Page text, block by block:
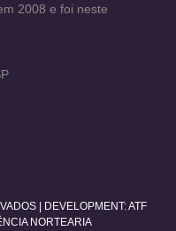
2008 e foi neste
| DEVELOPMENT:ATF
NORTEARIA